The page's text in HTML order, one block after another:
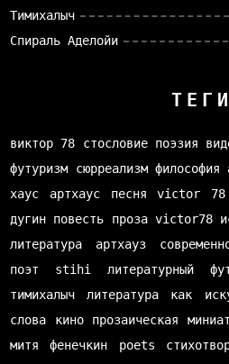
Тимихалыч
Спираль Аделойи
ТЕГИ
виктор 78 стословие поэзия
футуризм
сюрреализм философия
хаус
артхаус песня victor 78
дугин повесть проза victor78
литература
артхауз
поэт
stihi литературный
тимихалыч
литература как
слова
кино прозаическая
митя фенечкин
poets